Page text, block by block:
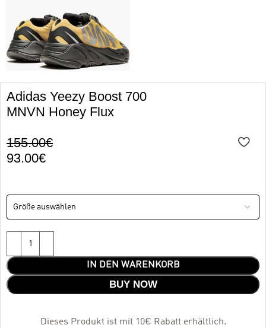
Adidas Yeezy Boost 700
MNVN Honey Flux
155.00€
93.00€
IN DEN WARENKORB
BUY NOW
Dieses Produkt ist mit 10€ Rabatt erhältlich.